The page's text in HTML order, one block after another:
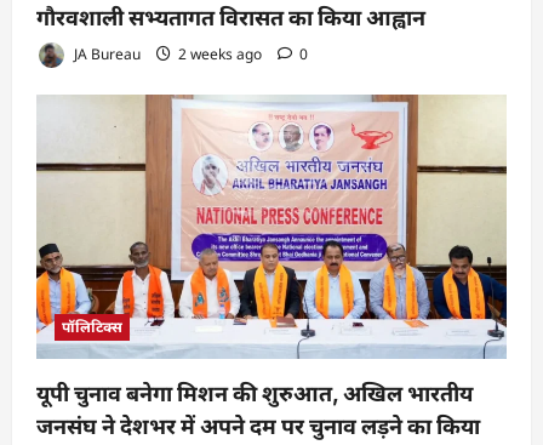
गौरवशाली सभ्यतागत विरासत का किया आह्वान
JA Bureau 2 weeks ago 0
पॉलिटिक्स
यूपी चुनाव बनेगा मिशन की शुरुआत, अखिल भारतीय
जनसंघ ने देशभर में अपने दम पर चुनाव लड़ने का किया